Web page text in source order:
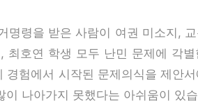
명령을 받은 사람이 여권 미소지,
최호연 학생 모두 난민 문제에 각
경험에서 시작된 문제의식을 제안
나아가지 못했다는 아쉬움이 있